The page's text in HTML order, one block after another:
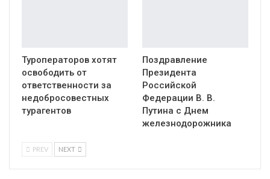
Туроператоров хотят
освободить от
ответственности за
недобросовестных
турагентов
Поздравление
Президента
Российской
Федерации В. В.
Путина с Днем
железнодорожника
PREV NEXT